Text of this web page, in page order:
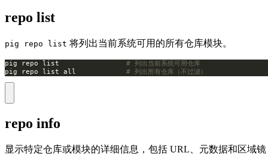
repo list
pig repo list 将列出当前系统可用的所有仓库模块。
pig repo list # 列出当前系统可用仓库
pig repo list all # 列出所有仓库（不过滤）
repo info
显示特定仓库或模块的详细信息，包括 URL、元数据和区域镜